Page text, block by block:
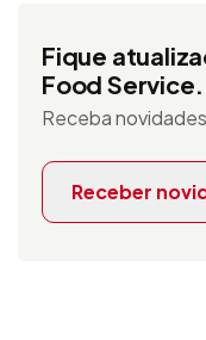
Fique
Food Service.
Receba
Receber